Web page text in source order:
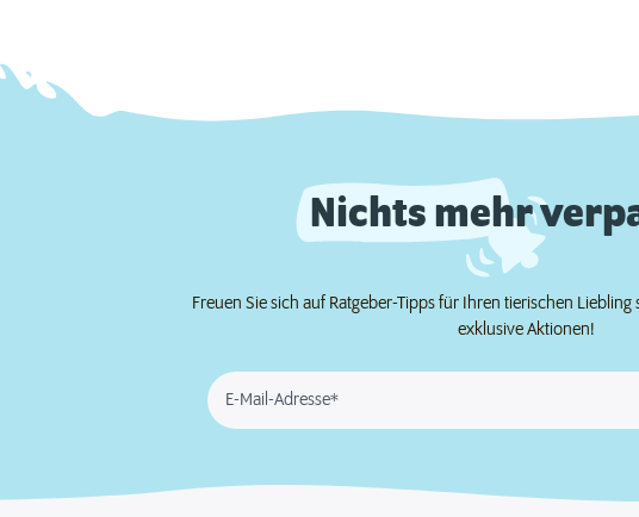
Nichts mehr
Freuen Sie sich auf Ratgeber-Tipps für Ihren tierischen
exklusive Aktionen!
E-Mail-Adresse*